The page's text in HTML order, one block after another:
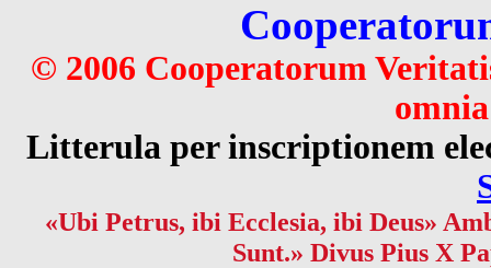
© 2006 Cooperatorum
Litterula per inscriptionem
«Ubi Petrus, ibi Ecclesia, ibi Deus»
Sunt.» Divus Pius X